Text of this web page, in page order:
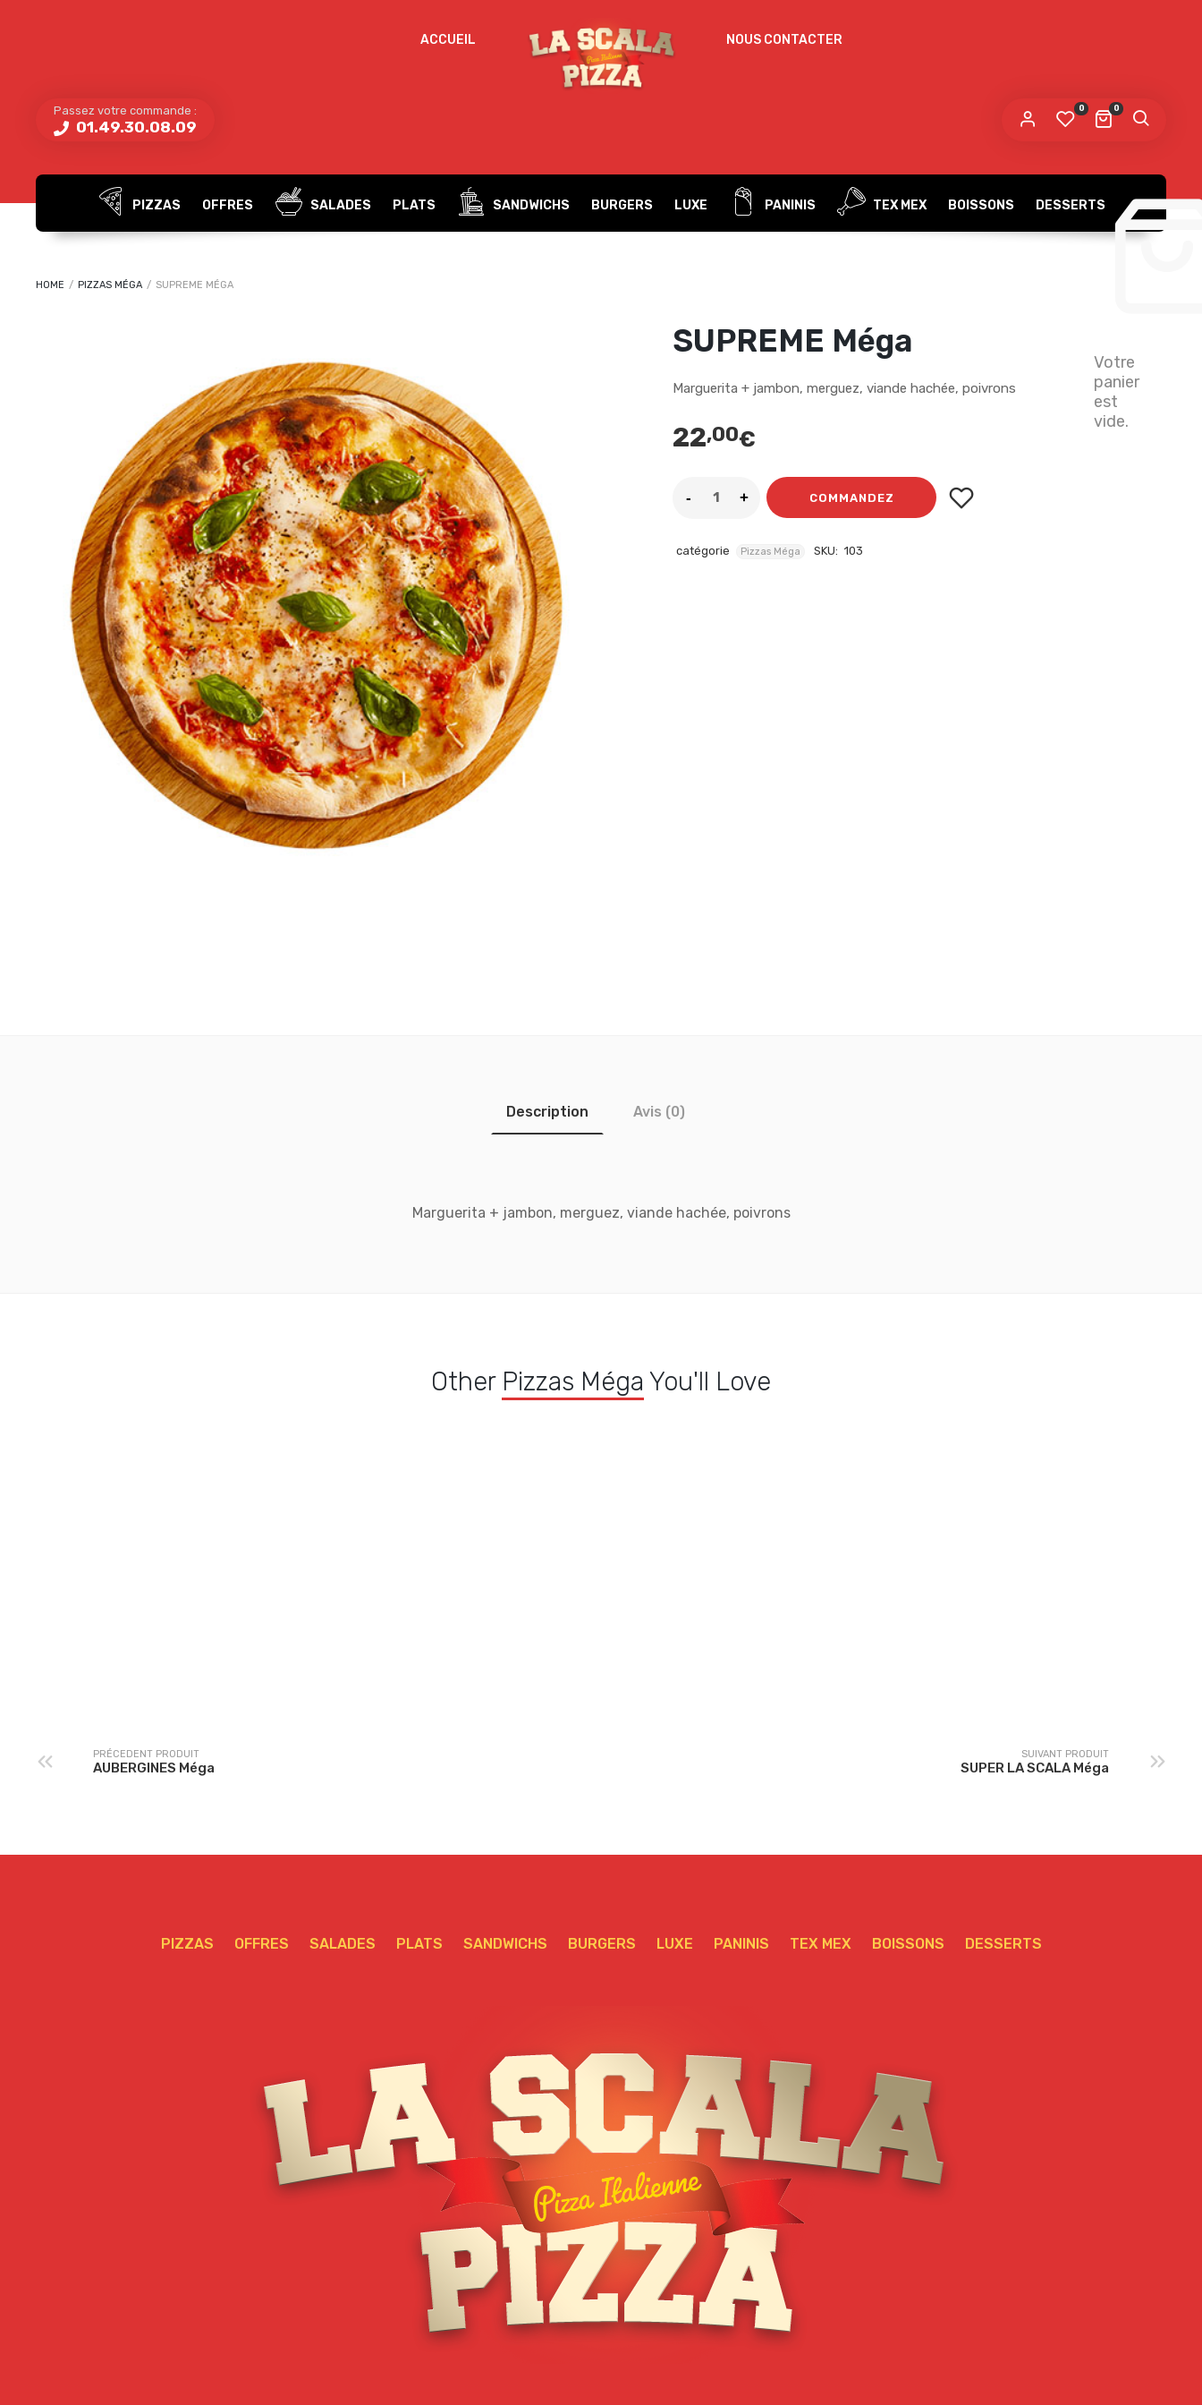
NOUS CONTACTER
ACCUEIL
Passez votre commande :
01.49.30.08.09
0
Votre
panier
est
vide.
0
Un mot de passe sera envoyé vers votre adresse
PIZZAS OFFRES SALADES PLATS SANDWICHS BURGERS LUXE PANINIS TEX MEX BOISSONS DESSERTS
HOME / PIZZAS MÉGA / SUPREME MÉGA
SUPREME Méga
Marguerita + jambon, merguez, viande hachée, poivrons
22,00€
COMMANDEZ
catégorie Pizzas Méga SKU: 103
Description Avis (0)
Marguerita + jambon, merguez, viande hachée, poivrons
Other Pizzas Méga You'll Love
PRÉCEDENT PRODUIT
AUBERGINES Méga
SUIVANT PRODUIT
SUPER LA SCALA Méga
PIZZAS OFFRES SALADES PLATS SANDWICHS BURGERS LUXE PANINIS TEX MEX BOISSONS DESSERTS